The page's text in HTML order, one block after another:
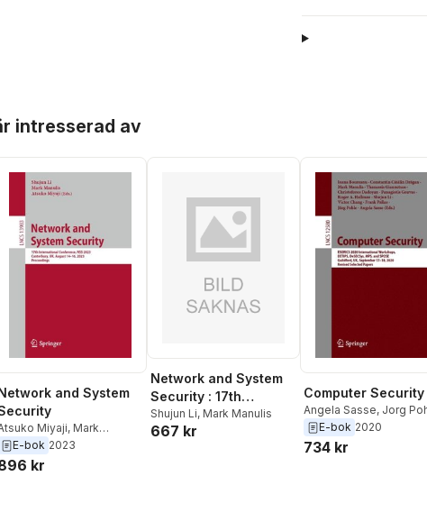
intresserad av
and System
Miyaji, Mark
Manulis,Shujun Li
E-bok 2023
kr
Network and System
Security : 17th
International
Conference, NSS
Shujun Li, Mark Manulis
667 kr
Computer Security
Angela Sasse, Jorg
Frank Pallas,Victor
Shujun Li
E-bok 2020
734 kr